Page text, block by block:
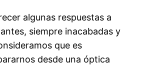
algunas respuestas a
siempre inacabadas y
que es
desde una óptica